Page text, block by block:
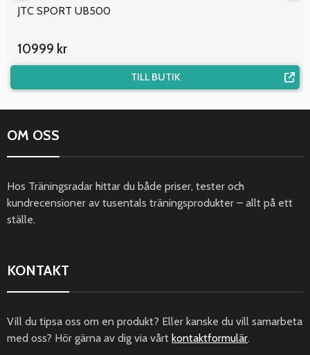
JTC SPORT UB500
10999 kr
TILL BUTIK
OM OSS
Hos Träningsradar hittar du både priser, tester och
kundrecensioner av tusentals träningsprodukter – allt på ett
ställe.
KONTAKT
Vill du tipsa oss om en produkt? Eller kanske du vill samarbeta
med oss? Hör gärna av dig via vårt kontaktformulär.